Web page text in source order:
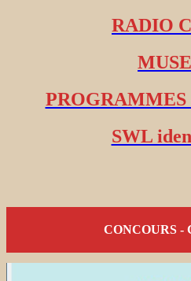
RADIO
SWL
CONCOURS -